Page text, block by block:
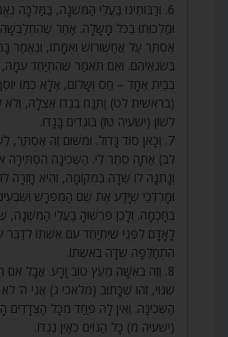
6. וְרַבּוֹתֵינוּ בַּעֲלֵי הַמִּשְׁנָה, בַּמַּלְכָּה
וּמַלְכוּתוֹ בַּכֹּל מָשָׁלָה. אַחַר
אֶסְתֵּר עַל אֲחַשְׁוֵרוֹשׁ וְאֻמָּתוֹ, וְנֶאֱמַר
בְּשֹׂנְאֵיהֶם. וְאִם תֹּאמַר שֶׁהִתְיַחֵד עִמָּהּ,
בְּבַיִת אֶחָד – חַס וְשָׁלוֹם, אֶלָּא כְּמוֹ
(בראשית לט) וַתַּנַּח בִּגְדוֹ אֶצְלָהּ, וְלֹא
לְשׁוֹן (ישעיה טז) בּוֹגְדִים בָּגָדוּ.
7. וְכָאן סוֹד גָּדוֹל. וּמִשּׁוּם זֶה אֶסְתֵּר,
לב) אַתָּה סֵתֶר לִי. הַשְּׁכִינָה הִסְתִּירָה
וְנָתְנָה לוֹ שֵׁדָה בִּמְקוֹמָהּ, וְהִיא חָזְרָה
וּמָרְדְּכַי שֶׁיָּדַע אֶת שֵׁם הַמְפֹרָשׁ
בְּחָכְמָה. וְלָכֵן פֵּרְשׁוּהָ בַּעֲלֵי הַמִּשְׁנָה,
לָאָדָם לִפְנֵי שֶׁיִּתְיַחֵד עִם אִשְׁתּוֹ
הִתְחַלְּפָה שֵׁדָה בְּאִשְׁתּוֹ.
8. וְזֶה בְּאִשָּׁה מֵעֵץ טוֹב וָרָע. אֲבָל אִם
שִׁנּוּי, זֶהוּ שֶׁכָּתוּב (מלאכי ג) אֲנִי ה’ לֹא
הַשְּׁכִינָה. וְאֵין לָהּ פַּחַד מִכָּל הַצְּדָדִים
(ישעיה מ) כָּל הַגּוֹיִם כְּאַיִן נֶגְדּוֹ.